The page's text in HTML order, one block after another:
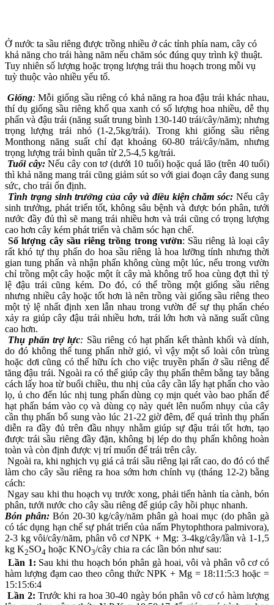
Ở nước ta sầu riêng được trồng nhiều ở các tỉnh phía nam, cây có
khả năng cho trái hàng năm nếu chăm sóc đúng quy trình kỹ thuật.
Tuy nhiên số lượng hoặc trọng lượng trái thu hoạch trong mỗi vụ
tuỳ thuộc vào nhiều yếu tố.
Giống: Mỗi giống sầu riêng có khả năng ra hoa đậu trái khác nhau,
thí dụ giống sầu riêng khổ qua xanh có số lượng hoa nhiều, dễ thụ
phấn và đậu trái (năng suất trung bình 130-140 trái/cây/năm); nhưng
trọng lượng trái nhỏ (1-2,5kg/trái). Trong khi giống sầu riêng
Monthong năng suất chỉ đạt khoảng 60-80 trái/cây/năm, nhưng
trọng lượng trái bình quân từ 2,5-4,5 kg/trái.
Tuổi cây:Nếu cây con tơ (dưới 10 tuổi) hoặc quá lão (trên 40 tuổi)
thì khả năng mang trái cũng giảm sút so với giai đoạn cây đang sung
sức, cho trái ổn định.
Tình trạng sinh trưởng của cây và điều kiện chăm sóc: Nếu cây
sinh trưởng, phát triển tốt, không sâu bệnh và được bón phân, tưới
nước đầy đủ thì sẽ mang trái nhiều hơn và trái cũng có trọng lượng
cao hơn cây kém phát triển và chăm sóc hạn chế.
Số lượng cây sầu riêng trồng trong vườn: Sầu riêng là loại cây
rất khó tự thụ phấn do hoa sầu riêng là hoa lưỡng tính nhưng thời
gian tung phấn và nhận phấn không cùng một lúc, nếu trong vườn
chỉ trồng một cây hoặc một ít cây mà không trổ hoa cùng đợt thì tỷ
lệ đậu trái cũng kém. Do đó, có thể trồng một giống sầu riêng
nhưng nhiều cây hoặc tốt hơn là nên trồng vài giống sầu riêng theo
một tỷ lệ nhất định xen lẫn nhau trong vườn để sự thụ phấn chéo
xảy ra giúp cây đậu trái nhiều hơn, trái lớn hơn và năng suất cũng
cao hơn.
Thụ phấn trợ lực: Sầu riêng có hạt phấn kết thành khối và dính,
do đó không thể tung phấn nhờ gió, vì vậy một số loài côn trùng
hoặc dơi cũng có thể hữu ích cho việc truyền phấn ở sầu riêng để
tăng đậu trái. Ngoài ra có thể giúp cây thụ phấn thêm bằng tay bằng
cách lấy hoa từ buổi chiều, thu nhị của cây cần lấy hạt phấn cho vào
lọ, ủ cho đến lúc nhị tung phấn dùng cọ mịn quét vào bao phấn để
hạt phấn bám vào cọ và dùng cọ này quét lên nuốm nhụy của cây
cần thụ phấn bổ sung vào lúc 21-22 giờ đêm, để quá trình thụ phấn
diễn ra đầy đủ trên đầu nhụy nhằm giúp sự đậu trái tốt hơn, tạo
được trái sầu riêng đầy đặn, không bị lép do thụ phấn không hoàn
toàn và còn định được vị trí muốn để trái trên cây.
Ngoài ra, khi nghịch vụ giá cả trái sầu riêng lại rất cao, do đó có thể
làm cho cây sầu riêng ra hoa sớm hơn chính vụ (tháng 12-2) bằng
cách:
Ngay sau khi thu hoạch vụ trước xong, phải tiến hành tỉa cành, bón
phân, tưới nước cho cây sầu riêng để giúp cây hồi phục nhanh.
Bón phân:Bón 20-30 kg/cây/năm phân gà hoai mục (do phân gà
có tác dụng hạn chế sự phát triển của nấm Phytophthora palmivora),
2-3 kg vôi/cây/năm, phân vô cơ NPK + Mg: 3-4kg/cây/lần và 1-1,5
kg K2SO4 hoặc KNO3/cây chia ra các lần bón như sau:
Lần 1: Sau khi thu hoạch bón phân gà hoai, vôi và phân vô cơ có
hàm lượng đạm cao theo công thức NPK + Mg = 18:11:5:3 hoặc =
15:15:6:4
Lần 2: Trước khi ra hoa 30-40 ngày bón phân vô cơ có hàm lượng